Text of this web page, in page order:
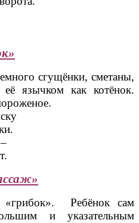
сгущёнки, сметаны,
язычком как котёнок.
«грибок». Ребёнок сам
и указательным